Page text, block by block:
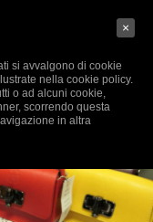
×
si avvalgono di cookie
nella cookie policy.
o ad alcuni cookie,
scorrendo questa
in altra